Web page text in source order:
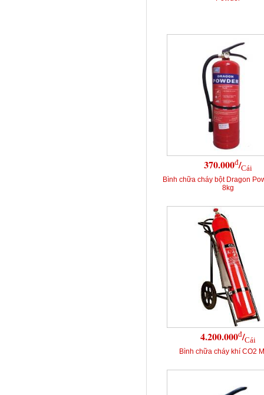
370.000đ/Cái
Bình chữa cháy bột Dragon
8kg
4.200.000đ/Cái
Bình chữa cháy khí CO2